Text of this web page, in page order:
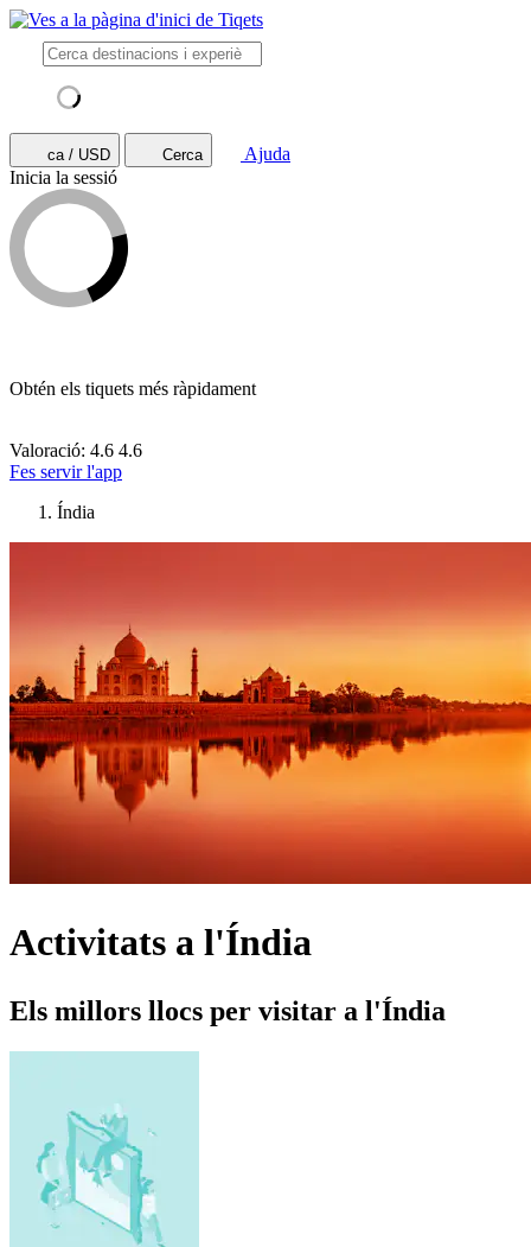
ca / USD Cerca
Ajuda
Inicia la sessió
Obtén els tiquets més ràpidament
Valoració: 4.6 4.6
Fes servir l'app
Índia
Activitats a l'Índia
Els millors llocs per visitar a l'Índia